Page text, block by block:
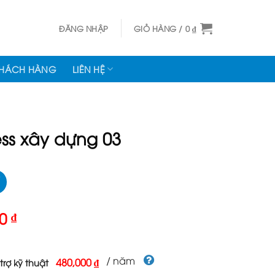
ĐĂNG NHẬP GIỎ HÀNG / 0₫
HÀNG LIÊN HỆ
xây dựng 03
₫.
₫Giá
là:
kỹ thuật 480,000 ₫ / năm